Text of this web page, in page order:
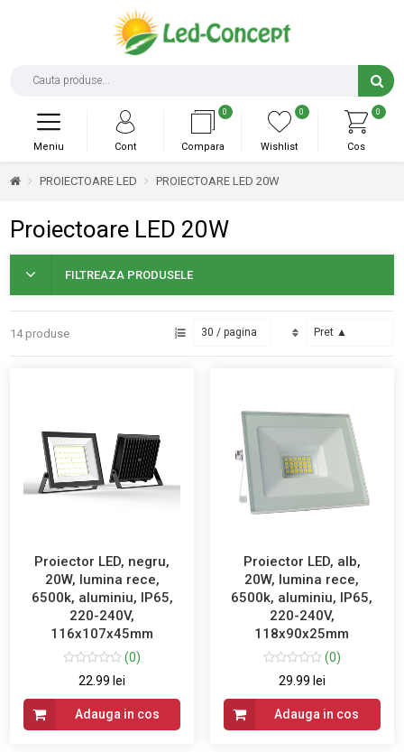
0
Cos
0
Wishlist
0
Compara
Cont
Meniu
PROIECTOARE LED PROIECTOARE LED 20W
Proiectoare LED 20W
FILTREAZA PRODUSELE
14 produse
Proiector LED, negru,
20W, lumina rece,
6500k, aluminiu, IP65,
220-240V,
116x107x45mm
(0)
22.99 lei
Adauga in cos
Proiector LED, alb,
20W, lumina rece,
6500k, aluminiu, IP65,
220-240V,
118x90x25mm
(0)
29.99 lei
Adauga in cos